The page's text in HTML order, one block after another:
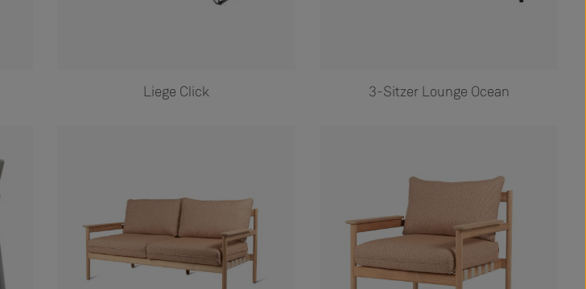
Liege Click 3-Sitzer Lounge Ocean